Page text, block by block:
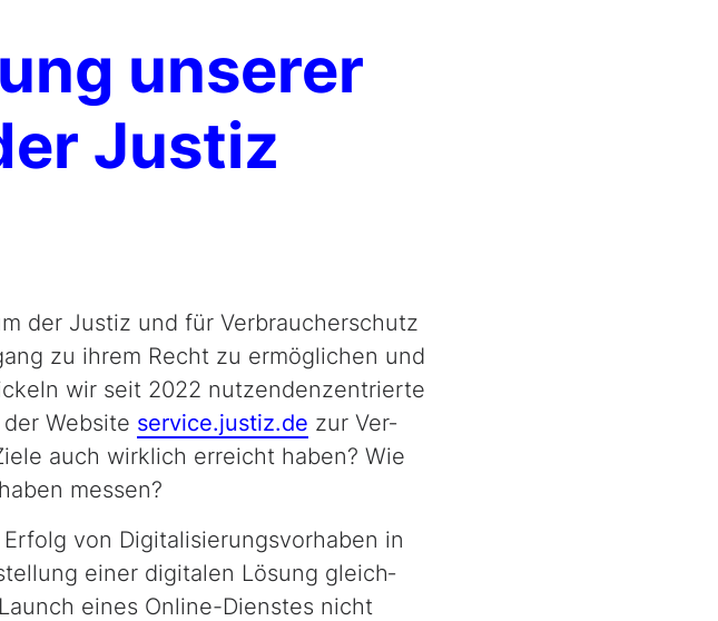
unserer
Justiz
der Justiz und für Verbraucherschutz
zu ihrem Recht zu ermöglichen und
wir seit 2022 nutzendenzentrierte
Website service.justiz.de zur Ver­
auch wirklich erreicht haben? Wie
messen?
von Digitalisierungsvorhaben in
einer digitalen Lösung gleich­
Launch eines Online-Dienstes nicht